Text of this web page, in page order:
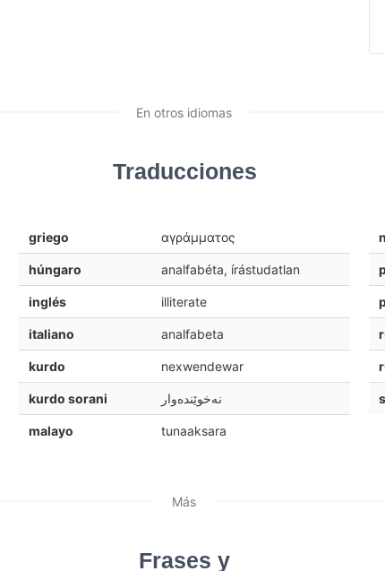
En otros idiomas
Traducciones
griego αγράμματος
húngaro analfabéta, írástudatlan
inglés illiterate
italiano analfabeta
kurdo nexwendewar
kurdo sorani نه‌خوێنده‌وار
malayo tunaaksara
Más
Frases y